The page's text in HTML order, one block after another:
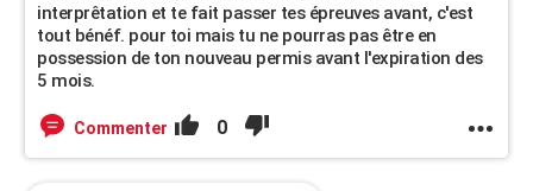
interprêtation et te fait passer tes épreuves avant, c'est
tout bénéf. pour toi mais tu ne pourras pas être en
possession de ton nouveau permis avant l'expiration des
5 mois.
Commenter 0